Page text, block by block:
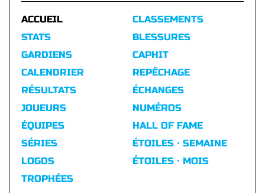
ACCUEIL
STATS
GARDIENS
CALENDRIER
RÉSULTATS
CLASSEMENTS
BLESSURES
CAPHIT
REPÊCHAGE
ÉCHANGES
JOUEURS
ÉQUIPES
SÉRIES
LOGOS
TROPHÉES
NUMÉROS
HALL OF FAME
ÉTOILES · SEMAINE
ÉTOILES · MOIS